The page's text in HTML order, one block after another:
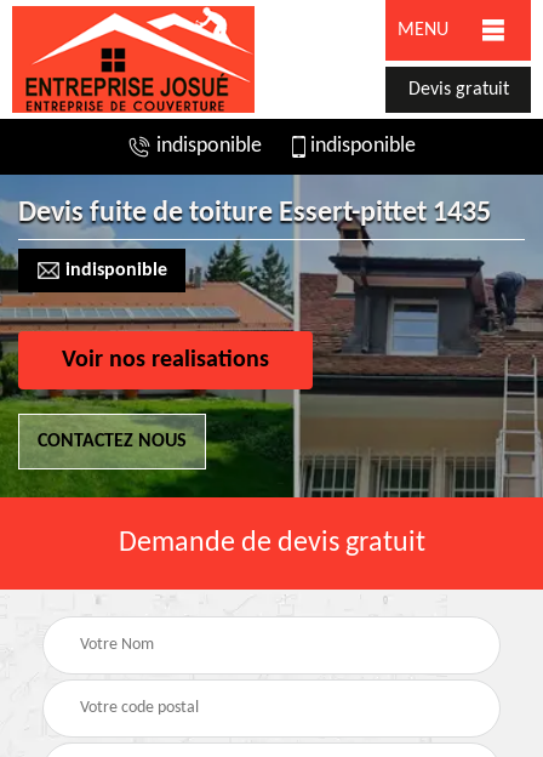
MENU
Devis gratuit
indisponible indisponible
Devis fuite de toiture Essert-pittet 1435
indisponible
Voir nos realisations
CONTACTEZ NOUS
Demande de devis gratuit